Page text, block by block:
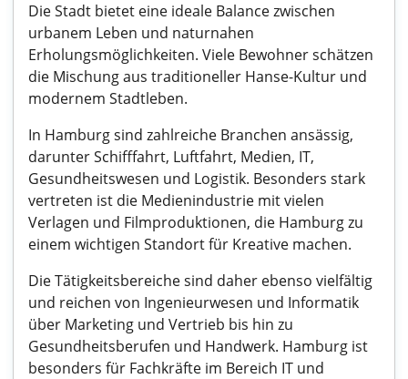
Die Stadt bietet eine ideale Balance zwischen
urbanem Leben und naturnahen
Erholungsmöglichkeiten. Viele Bewohner schätzen
die Mischung aus traditioneller Hanse-Kultur und
modernem Stadtleben.
In Hamburg sind zahlreiche Branchen ansässig,
darunter Schifffahrt, Luftfahrt, Medien, IT,
Gesundheitswesen und Logistik. Besonders stark
vertreten ist die Medienindustrie mit vielen
Verlagen und Filmproduktionen, die Hamburg zu
einem wichtigen Standort für Kreative machen.
Die Tätigkeitsbereiche sind daher ebenso vielfältig
und reichen von Ingenieurwesen und Informatik
über Marketing und Vertrieb bis hin zu
Gesundheitsberufen und Handwerk. Hamburg ist
besonders für Fachkräfte im Bereich IT und